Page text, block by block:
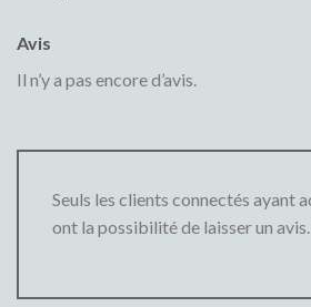
Avis
Il n’y a pas encore d’avis.
Seuls les clients connectés ayant
ont la possibilité de laisser un avis.